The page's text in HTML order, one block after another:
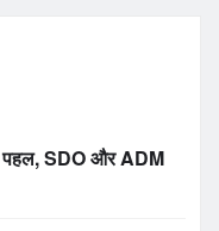
पहल, SDO और ADM